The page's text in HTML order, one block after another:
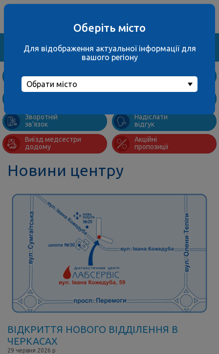
Знайти
та ціни
Підготовка
Адреси
Зворотній
зв’язок
Надіслати
відгук
Виїзд медсестри
додому
Акційні
пропозиції
ЛАБСЕРВІС
Новини центру
ВІДКРИТТЯ НОВОГО ВІДДІЛЕННЯ В
ЧЕРКАСАХ
29 червня 2026 р
Оберіть місто
Для відображення актуальної інформації для
вашого регіону
Обрати місто